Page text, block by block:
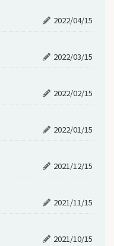
2022/04/15
2022/03/15
2022/02/15
2022/01/15
2021/12/15
2021/11/15
2021/10/15